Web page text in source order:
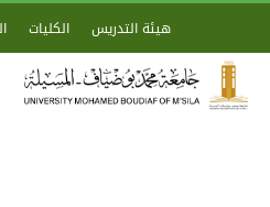
هيئة التدريس الكليات